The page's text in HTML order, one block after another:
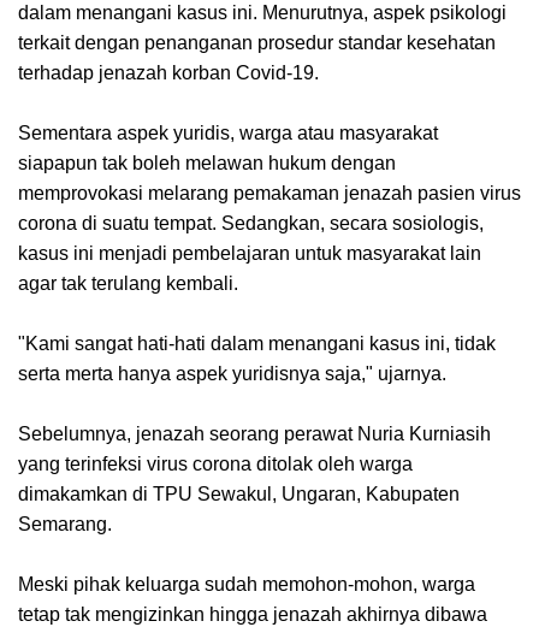
dalam menangani kasus ini. Menurutnya, aspek psikologi
terkait dengan penanganan prosedur standar kesehatan
terhadap jenazah korban Covid-19.
Sementara aspek yuridis, warga atau masyarakat
siapapun tak boleh melawan hukum dengan
memprovokasi melarang pemakaman jenazah pasien virus
corona di suatu tempat. Sedangkan, secara sosiologis,
kasus ini menjadi pembelajaran untuk masyarakat lain
agar tak terulang kembali.
"Kami sangat hati-hati dalam menangani kasus ini, tidak
serta merta hanya aspek yuridisnya saja," ujarnya.
Sebelumnya, jenazah seorang perawat Nuria Kurniasih
yang terinfeksi virus corona ditolak oleh warga
dimakamkan di TPU Sewakul, Ungaran, Kabupaten
Semarang.
Meski pihak keluarga sudah memohon-mohon, warga
tetap tak mengizinkan hingga jenazah akhirnya dibawa